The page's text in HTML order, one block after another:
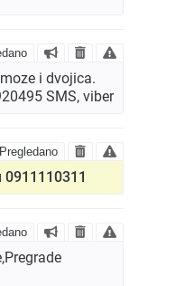
i dvojica.
SMS, viber
Pregledano